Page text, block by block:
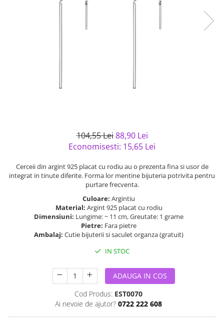
Bijuterii argint placat cu aur
Bijuterii tungsten
Solutii si lavete de curatare
104,55 Lei 88,90 Lei
Economisesti: 15,65 Lei
Cerceii din argint 925 placat cu rodiu au o prezenta fina si usor de
integrat in tinute diferite. Forma lor mentine bijuteria potrivita pentru
purtare frecventa.
Culoare: Argintiu
Material: Argint 925 placat cu rodiu
Dimensiuni: Lungime: ~ 11 cm, Greutate: 1 grame
Pietre: Fara pietre
Ambalaj: Cutie bijuterii si saculet organza (gratuit)
IN STOC
ADAUGA IN COS
Cod Produs: EST0070
Ai nevoie de ajutor? 0722 222 608